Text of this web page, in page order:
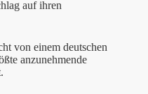
auf ihren
von einem deutschen
anzunehmende